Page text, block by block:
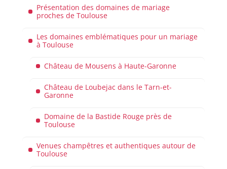
Présentation des domaines de mariage
proches de Toulouse
Les domaines emblématiques pour un mariage
à Toulouse
Château de Mousens à Haute-Garonne
Château de Loubejac dans le Tarn-et-
Garonne
Domaine de la Bastide Rouge près de
Toulouse
Venues champêtres et authentiques autour de
Toulouse